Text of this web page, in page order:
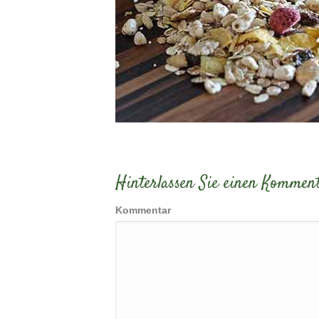
Hinterlassen Sie einen
Kommentar